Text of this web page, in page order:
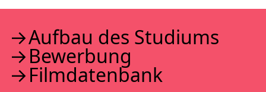
2006
2005
2004
2003
2002
Auf­bau des Stu­di­ums
Bewer­bung
Film­da­ten­bank